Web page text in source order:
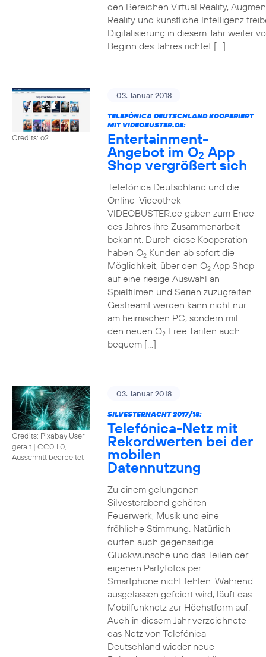
den Bereichen Virtual Reality,
Reality und künstliche Intelligenz
Digitalisierung in diesem Jahr weiter
Beginn des Jahres richtet […]
Credits: o2
03. Januar 2018
TELEFÓNICA DEUTSCHLAND KOOPERIERT
MIT VIDEOBUSTER.DE:
Entertainment-
Angebot im O2 App
Shop vergrößert sich
Telefónica Deutschland und die
Online-Videothek
VIDEOBUSTER.de gaben zum Ende
des Jahres ihre Zusammenarbeit
bekannt. Durch diese Kooperation
haben O2Kunden ab sofort die
Möglichkeit, über den O2App Shop
auf eine riesige Auswahl an
Spielfilmen und Serien zuzugreifen.
Gestreamt werden kann nicht nur
am heimischen PC, sondern mit
den neuen O2Free Tarifen auch
bequem […]
Credits: Pixabay User
geralt | CC0 1.0,
Ausschnitt bearbeitet
03. Januar 2018
SILVESTERNACHT 2017/18:
Telefónica-Netz mit
Rekordwerten bei der
mobilen
Datennutzung
Zu einem gelungenen
Silvesterabend gehören
Feuerwerk, Musik und eine
fröhliche Stimmung. Natürlich
dürfen auch gegenseitige
Glückwünsche und das Teilen der
eigenen Partyfotos per
Smartphone nicht fehlen. Während
ausgelassen gefeiert wird, läuft das
Mobilfunknetz zur Höchstform auf.
Auch in diesem Jahr verzeichnete
das Netz von Telefónica
Deutschland wieder neue